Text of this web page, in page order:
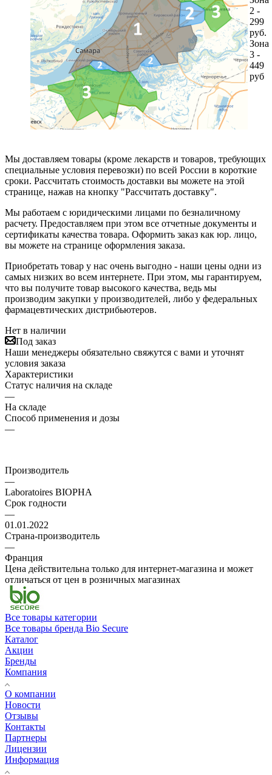
2 -
299
руб.
Зона
3 -
449
руб
Мы доставляем товары (кроме лекарств и товаров, требующих
специальные условия перевозки) по всей России в короткие
сроки. Рассчитать стоимость доставки вы можете на этой
странице, нажав на кнопку "Рассчитать доставку".
Мы работаем с юридическими лицами по безналичному
расчету. Предоставляем при этом все отчетные документы и
сертификаты качества товара. Оформить заказ как юр. лицо,
вы можете на странице оформления заказа.
Приобретать товар у нас очень выгодно - наши цены одни из
самых низких во всем интернете. При этом, мы гарантируем,
что вы получите товар высокого качества, ведь мы
производим закупки у производителей, либо у федеральных
фармацевтических дистрибьютеров.
Нет в наличии
Под заказ
Наши менеджеры обязательно свяжутся с вами и уточнят
условия заказа
Характеристики
Статус наличия на складе
—
На складе
Способ применения и дозы
—
Производитель
—
Laboratoires BIOPHA
Срок годности
—
01.01.2022
Страна-производитель
—
Франция
Цена действительна только для интернет-магазина и может
отличаться от цен в розничных магазинах
Все товары категории
Все товары бренда Bio Secure
Каталог
Акции
Бренды
Компания
О компании
Новости
Отзывы
Контакты
Партнеры
Лицензии
Информация